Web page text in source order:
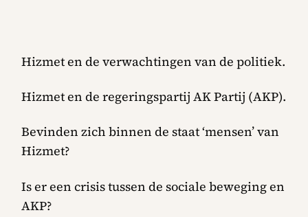
Hizmet en de verwachtingen van de politiek.
Hizmet en de regeringspartij AK Partij (AKP).
Bevinden zich binnen de staat ‘mensen’ van
Hizmet?
Is er een crisis tussen de sociale beweging en
AKP?